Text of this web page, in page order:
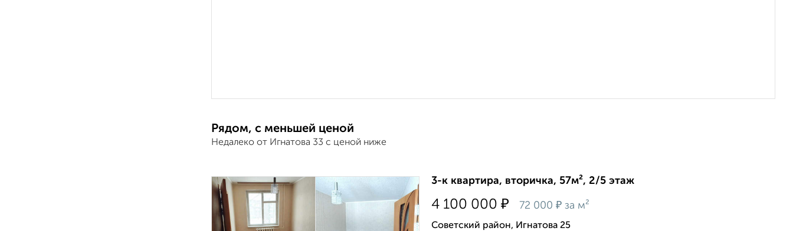
Рядом, с меньшей ценой
Недалеко от Игнатова 33 с ценой ниже
3-к квартира, вторичка, 57м², 2/5 этаж
4 100 000 ₽ 72 000 ₽ за м²
Советский район, Игнатова 25